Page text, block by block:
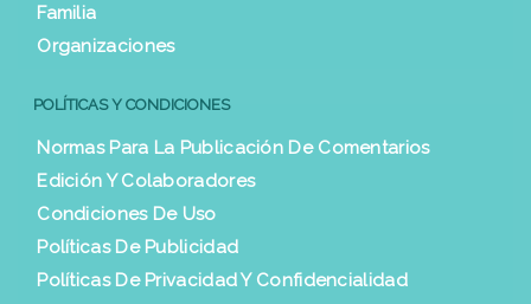
Familia
Organizaciones
POLÍTICAS Y CONDICIONES
Normas Para La Publicación De Comentarios
Edición Y Colaboradores
Condiciones De Uso
Políticas De Publicidad
Políticas De Privacidad Y Confidencialidad